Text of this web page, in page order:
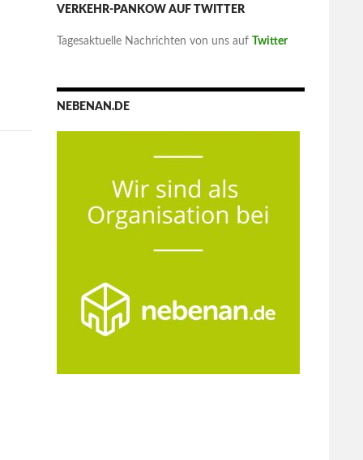
das ?
VERKEHR-PANKOW AUF TWITTER
Tagesaktuelle Nachrichten von uns auf Twitter
NEBENAN.DE